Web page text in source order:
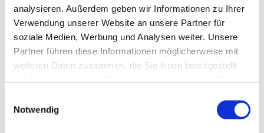
analysieren. Außerdem geben wir Informationen zu Ihrer
Verwendung unserer Website an unsere Partner für
soziale Medien, Werbung und Analysen weiter. Unsere
Partner führen diese Informationen möglicherweise mit
weiteren Daten zusammen, die Sie ihnen bereitgestellt
Notwendig
Donnerstag, 24. September 2026,
19:00 - 19:50 Uhr
Gemeindehaus Schwenningdorf, Am
Gemeindehaus 33, 32289